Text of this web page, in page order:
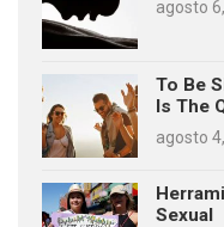
agosto
To Be
Is The
agosto
Sexual